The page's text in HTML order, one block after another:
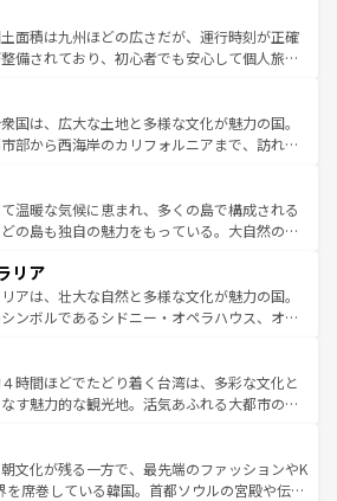
を運ぶとそれぞれで全く異なる文化を体験で
きるだろう。 なお、新着のフランス情報はコンテンツ一覧
しい。
人にはぜひ体験してほしい。 なお、新着の
コンテンツ一覧を参照してほしい。
なる魅力がある。また、優雅なアフタヌーン
ル好きにはたまらない英国パブ、サッカー観
だからこそできる体験も豊富。イギリスを旅
照してほしい。
面積は九州ほどの広さだが、運行時刻が正確
備されており、初心者でも安心して個人旅行
まま残る町や、スイスならではのユニークな
、アルプス観光だけでなく町歩きも満喫する
。国民の所得が高いため物価も高いが、旅行
料で観光を楽しむこともできる。 なお、新
報はコンテンツ一覧 を参照してほしい。
国は、広大な土地と多様な文化が魅力の国。
部から西海岸のカリフォルニアまで、訪れる
都市は、観光、ショッピング、エンターテイ
まった刺激的なスポットだ。一方、アメリカ
然が広がり、グランドキャニオンやイエロー
ーリンズでは、音楽と美食が融合した独特の
旅行者はアメリカの各地域で異なる魅力を楽
その多様性と豊かな歴史を感じることができ
のスタイルだ。 なお、新着のアメリカ
ンツ一覧を参照してほしい。
温暖な気候に恵まれ、多くの島で構成される
の島も独自の魅力をもっている。大自然の神
せない。また、定番の観光地といえばオアフ
な自然を求めるならマウイ島やカウアイ島が
メラルドグリーンに輝く海をはじめ、豊かな
しの心で訪れる人々を迎えてくれるハワイの
いローカルフードやハワイアンミュージッ
フラダンスなど、すべてがハワイの魅力を彩
てほしい。 なお、新着のハワイ情報
一覧を参照してほしい。
リア
アは、壮大な自然と多様な文化が魅力の国。
ンボルであるシドニー・オペラハウス、オー
大陸中央部にそびえるウルル（エアーズロッ
ニアの美しい原生林やケアンズの熱帯雨林な
がたくさん。また、カフェやワイン、オージ
ィビティも充実しており、サーフィンやダイ
キングなど、アウトドア好きにはたまらな
ラリアの多彩な魅力を存分に味わいつくそ
時間ほどでたどり着く台湾は、多彩な文化と
す魅力的な観光地。活気あふれる大都市の台
な山岳地帯である台湾東部など、都市の喧騒
さが共存しており、訪れる人に新しい発見と
してくれる。また、奥深い台湾の食文化も魅
文化が残る一方で、最先端のファッションやK
を席巻している韓国。首都ソウルの宮殿や伝統